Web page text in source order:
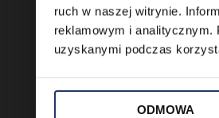
ruch w naszej witrynie.
reklamowym i analitycznym.
uzyskanymi podczas
ODMOWA